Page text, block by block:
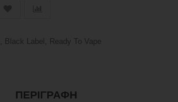
, Black Label , Ready To Vape
ΠΕΡΙΓΡΑΦΉ